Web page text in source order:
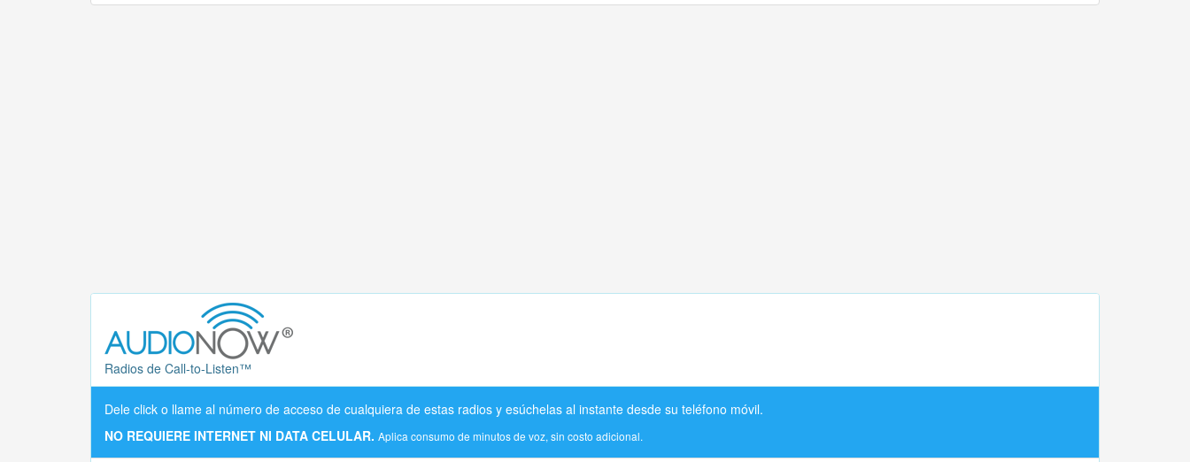
Radios de Call-to-Listen™
Dele click o llame al número de acceso de cualquiera de estas radios y esúchelas al instante desde su teléfono móvil.
NO REQUIERE INTERNET NI DATA CELULAR. Aplica consumo de minutos de voz, sin costo adicional.